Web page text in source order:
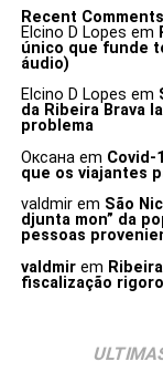
Recent Comments
Elcino D Lopes em
único que funde
áudio)
Elcino D Lopes em
da Ribeira Brava
problema
Оксанаem Covid-
que os viajantes
valdmirem São
djunta mon” da
pessoas
valdmirem
fiscalização